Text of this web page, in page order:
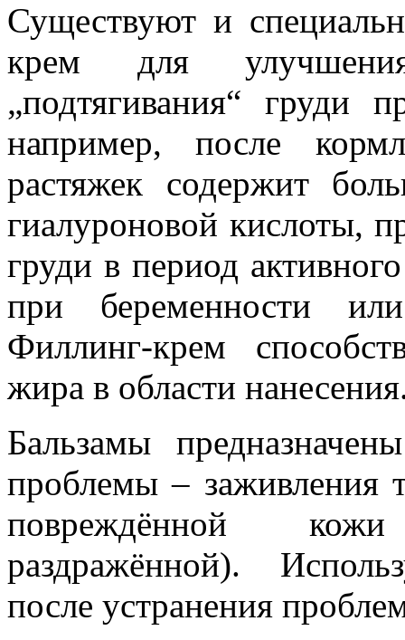
Существуют и
крем для
„подтягивания“ груди
например, после
растяжек содержит
гиалуроновой кислоты,
груди в период
при беременности
Филлинг-крем
жира в области
Бальзамы
проблемы – заживления
повреждённой
раздражённой).
после устранения